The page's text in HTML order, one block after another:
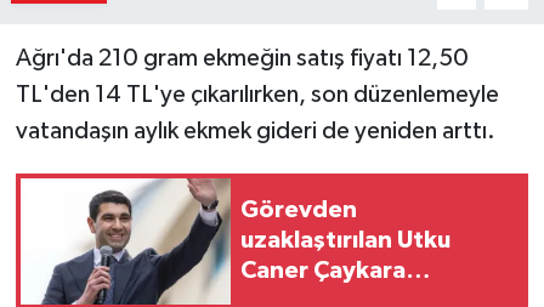
Ağrı'da 210 gram ekmeğin satış fiyatı 12,50
TL'den 14 TL'ye çıkarılırken, son düzenlemeyle
vatandaşın aylık ekmek gideri de yeniden arttı.
Görevden
uzaklaştırılan Utku
Caner Çaykara